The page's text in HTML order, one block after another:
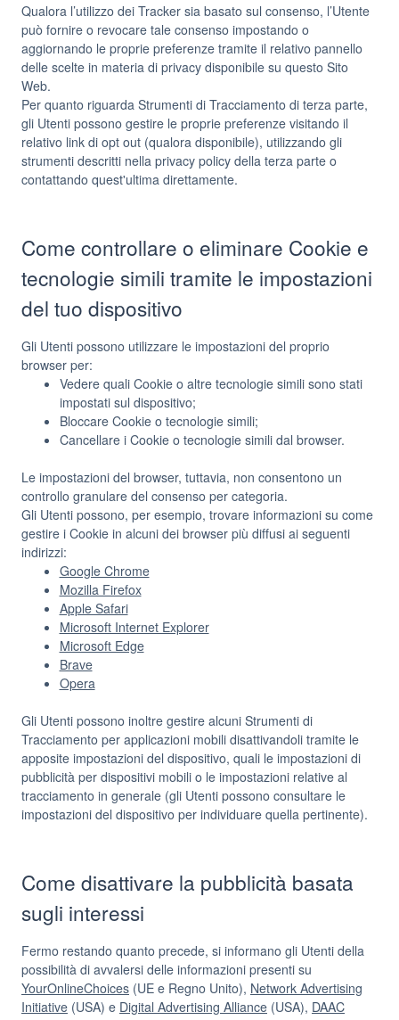
Qualora l’utilizzo dei Tracker sia basato sul consenso, l’Utente
può fornire o revocare tale consenso impostando o
aggiornando le proprie preferenze tramite il relativo pannello
delle scelte in materia di privacy disponibile su questo Sito
Web.
Per quanto riguarda Strumenti di Tracciamento di terza parte,
gli Utenti possono gestire le proprie preferenze visitando il
relativo link di opt out (qualora disponibile), utilizzando gli
strumenti descritti nella privacy policy della terza parte o
contattando quest'ultima direttamente.
Come controllare o eliminare Cookie e
tecnologie simili tramite le impostazioni
del tuo dispositivo
Gli Utenti possono utilizzare le impostazioni del proprio
browser per:
Vedere quali Cookie o altre tecnologie simili sono stati
impostati sul dispositivo;
Bloccare Cookie o tecnologie simili;
Cancellare i Cookie o tecnologie simili dal browser.
Le impostazioni del browser, tuttavia, non consentono un
controllo granulare del consenso per categoria.
Gli Utenti possono, per esempio, trovare informazioni su come
gestire i Cookie in alcuni dei browser più diffusi ai seguenti
indirizzi:
Google Chrome
Mozilla Firefox
Apple Safari
Microsoft Internet Explorer
Microsoft Edge
Brave
Opera
Gli Utenti possono inoltre gestire alcuni Strumenti di
Tracciamento per applicazioni mobili disattivandoli tramite le
apposite impostazioni del dispositivo, quali le impostazioni di
pubblicità per dispositivi mobili o le impostazioni relative al
tracciamento in generale (gli Utenti possono consultare le
impostazioni del dispositivo per individuare quella pertinente).
Come disattivare la pubblicità basata
sugli interessi
Fermo restando quanto precede, si informano gli Utenti della
possibilità di avvalersi delle informazioni presenti su
YourOnlineChoices (UE e Regno Unito), Network Advertising
Initiative (USA) e Digital Advertising Alliance (USA), DAAC